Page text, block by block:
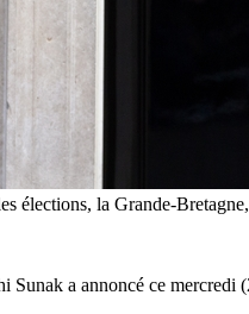
élections, la Grande-
a annoncé ce mercredi